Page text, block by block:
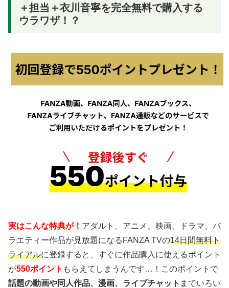
＋担当＋衣川音寧を完全無料で購入する
ウラワザ！？
実はこんな特典が！ アダルト、アニメ、映画、ドラマ、バ
ラエティー作品が見放題になるFANZA TVの14日間無料ト
ライアルに登録すると、すぐに作品購入に使えるポイント
が550ポイント もらえてしまうんです…！このポイントで
話題の動画や同人作品、漫画、ライブチャット までいろい